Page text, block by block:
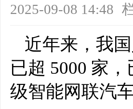
2025-09-08 14:48
近年来，我
已超 5000 家
级智能网联汽